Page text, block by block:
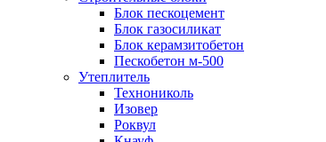
Блок пескоцемент
Блок газосиликат
Блок керамзитобетон
Пескобетон м-500
Утеплитель
Технониколь
Изовер
Роквул